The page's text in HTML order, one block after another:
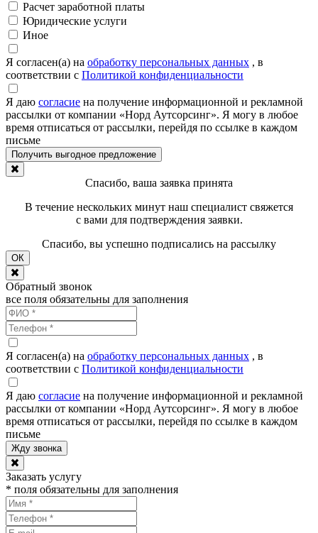
Расчет заработной платы
Юридические услуги
Иное
Я согласен(а) на обработку персональных данных , в
соответствии с Политикой конфиденциальности
Я даю согласие на получение информационной и рекламной
рассылки от компании «Норд Аутсорсинг». Я могу в любое
время отписаться от рассылки, перейдя по ссылке в каждом
письме
Спасибо, ваша заявка принята
В течение нескольких минут наш специалист свяжется
с вами для подтверждения заявки.
Спасибо, вы успешно подписались на рассылку
ОК
Обратный звонок
все поля обязательны для заполнения
Я согласен(а) на обработку персональных данных , в
соответствии с Политикой конфиденциальности
Я даю согласие на получение информационной и рекламной
рассылки от компании «Норд Аутсорсинг». Я могу в любое
время отписаться от рассылки, перейдя по ссылке в каждом
письме
Заказать услугу
* поля обязательны для заполнения